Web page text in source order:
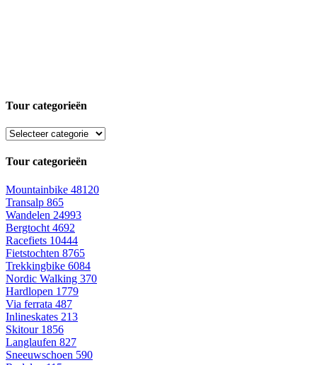
Tour categorieën
Tour categorieën
Mountainbike 48120
Transalp 865
Wandelen 24993
Bergtocht 4692
Racefiets 10444
Fietstochten 8765
Trekkingbike 6084
Nordic Walking 370
Hardlopen 1779
Via ferrata 487
Inlineskates 213
Skitour 1856
Langlaufen 827
Sneeuwschoen 590